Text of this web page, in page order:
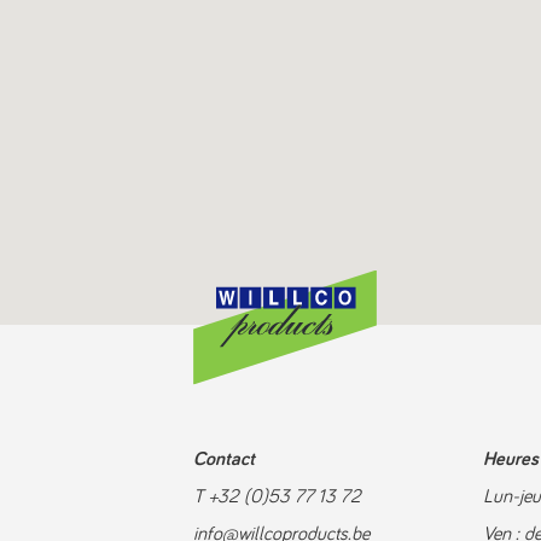
Contact
T +32 (0)53 77 13 72
info@willcoproducts.be
Lun-
Ven :